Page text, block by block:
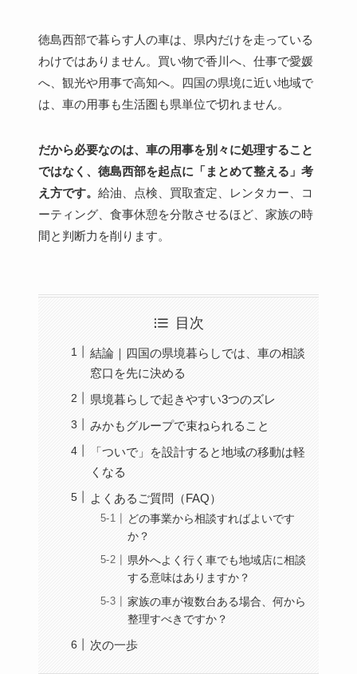
徳島西部で暮らす人の車は、県内だけを走っている
わけではありません。買い物で香川へ、仕事で愛媛
へ、観光や用事で高知へ。四国の県境に近い地域で
は、車の用事も生活圏も県単位で切れません。
だから必要なのは、車の用事を別々に処理すること
ではなく、徳島西部を起点に「まとめて整える」考
え方です。 給油、点検、買取査定、レンタカー、コ
ーティング、食事休憩を分散させるほど、家族の時
間と判断力を削ります。
目次
結論｜四国の県境暮らしでは、車の相談
窓口を先に決める
県境暮らしで起きやすい3つのズレ
みかもグループで束ねられること
「ついで」を設計すると地域の移動は軽
くなる
よくあるご質問（FAQ）
どの事業から相談すればよいです
か？
県外へよく行く車でも地域店に相談
する意味はありますか？
家族の車が複数台ある場合、何から
整理すべきですか？
次の一歩